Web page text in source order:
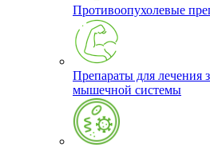
Противоопухолевые
Препараты для лечения
мышечной системы